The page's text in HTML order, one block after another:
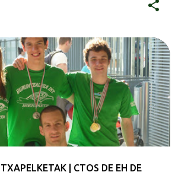
| CTOS DE EH DE